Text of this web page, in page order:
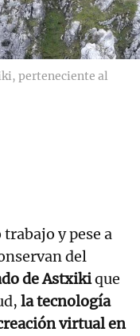
perteneciente al
y pese a
del
de Astxikique
la tecnología
virtual en